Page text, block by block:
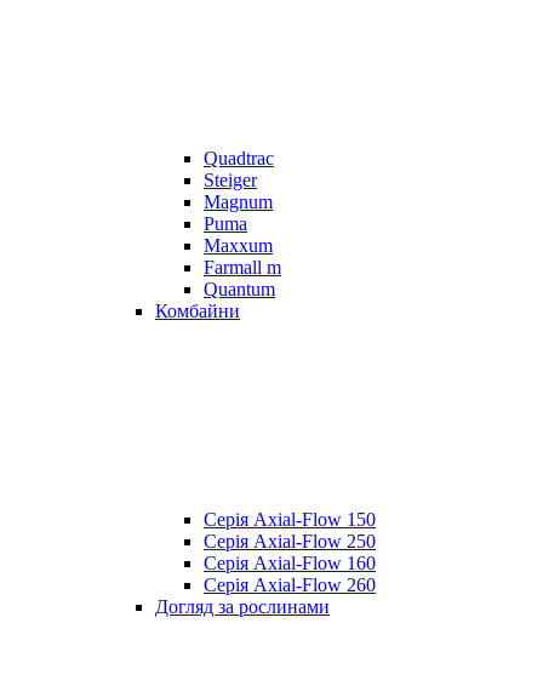
Quadtrac
Steiger
Magnum
Puma
Maxxum
Farmall m
Quantum
Комбайни
Серія Axial-Flow 150
Серія Axial-Flow 250
Серія Axial-Flow 160
Серія Axial-Flow 260
Догляд за рослинами